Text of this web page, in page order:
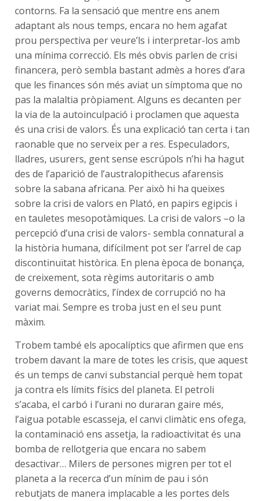
contorns. Fa la sensació que mentre ens anem
adaptant als nous temps, encara no hem agafat
prou perspectiva per veure’ls i interpretar-los amb
una mínima correcció. Els més obvis parlen de crisi
financera, però sembla bastant admès a hores d’ara
que les finances són més aviat un símptoma que no
pas la malaltia pròpiament. Alguns es decanten per
la via de la autoinculpació i proclamen que aquesta
és una crisi de valors. És una explicació tan certa i tan
raonable que no serveix per a res. Especuladors,
lladres, usurers, gent sense escrúpols n’hi ha hagut
des de l’aparició de l’australopithecus afarensis
sobre la sabana africana. Per això hi ha queixes
sobre la crisi de valors en Plató, en papirs egipcis i
en tauletes mesopotàmiques. La crisi de valors –o la
percepció d’una crisi de valors- sembla connatural a
la història humana, difícilment pot ser l’arrel de cap
discontinuïtat històrica. En plena època de bonança,
de creixement, sota règims autoritaris o amb
governs democràtics, l’índex de corrupció no ha
variat mai. Sempre es troba just en el seu punt
màxim.
Trobem també els apocalíptics que afirmen que ens
trobem davant la mare de totes les crisis, que aquest
és un temps de canvi substancial perquè hem topat
ja contra els límits físics del planeta. El petroli
s’acaba, el carbó i l’urani no duraran gaire més,
l’aigua potable escasseja, el canvi climàtic ens ofega,
la contaminació ens assetja, la radioactivitat és una
bomba de rellotgeria que encara no sabem
desactivar… Milers de persones migren per tot el
planeta a la recerca d’un mínim de pau i són
rebutjats de manera implacable a les portes dels